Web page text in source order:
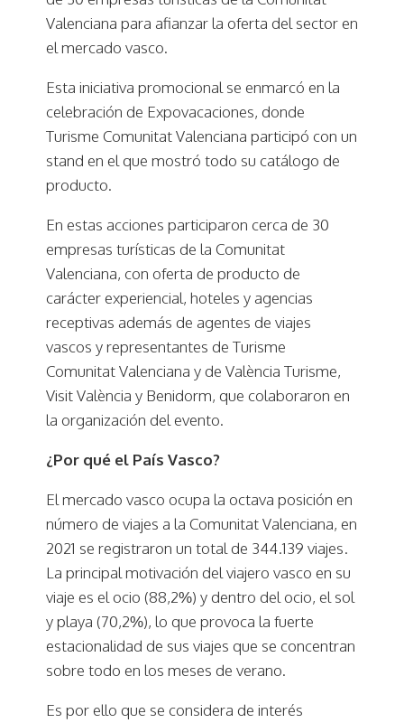
Valenciana para afianzar la oferta del sector en
el mercado vasco.
Esta iniciativa promocional se enmarcó en la
celebración de Expovacaciones, donde
Turisme Comunitat Valenciana participó con un
stand en el que mostró todo su catálogo de
producto.
En estas acciones participaron cerca de 30
empresas turísticas de la Comunitat
Valenciana, con oferta de producto de
carácter experiencial, hoteles y agencias
receptivas además de agentes de viajes
vascos y representantes de Turisme
Comunitat Valenciana y de València Turisme,
Visit València y Benidorm, que colaboraron en
la organización del evento.
¿Por qué el País Vasco?
El mercado vasco ocupa la octava posición en
número de viajes a la Comunitat Valenciana, en
2021 se registraron un total de 344.139 viajes.
La principal motivación del viajero vasco en su
viaje es el ocio (88,2%) y dentro del ocio, el sol
y playa (70,2%), lo que provoca la fuerte
estacionalidad de sus viajes que se concentran
sobre todo en los meses de verano.
Es por ello que se considera de interés